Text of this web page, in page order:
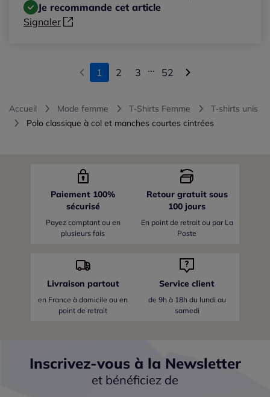
Je recommande cet article
Signaler
1 2 3 ... 52
Accueil Mode femme T-Shirts Femme
T-shirts unis
Polo classique à col et manches courtes cintrées
Paiement 100%
sécurisé
Payez comptant ou en
plusieurs fois
Retour gratuit sous
100 jours
En point de retrait ou par La
Poste
Livraison partout
en France à domicile ou en
point de retrait
Service client
de 9h à 18h du lundi au
samedi
Inscrivez-vous à la Newsletter
et bénéficiez de